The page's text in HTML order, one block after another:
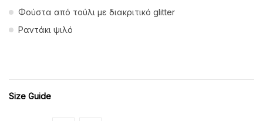
Φούστα από τούλι με διακριτικό glitter
Ραντάκι ψιλό
Size Guide